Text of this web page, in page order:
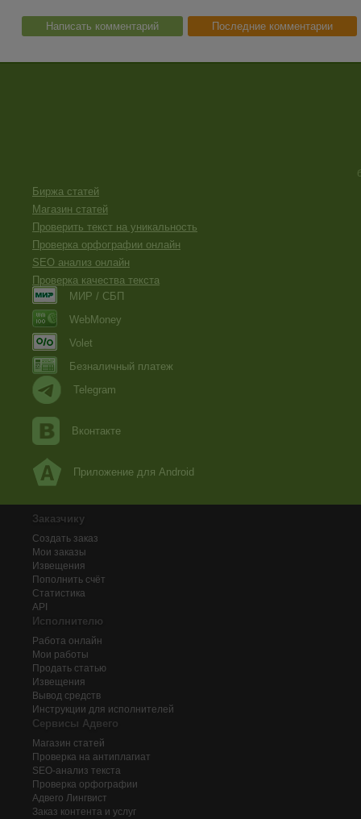
Написать комментарий Последние комментарии
Биржа статей
Магазин статей
Проверить текст на уникальность
Проверка орфографии онлайн
SEO анализ онлайн
Проверка качества текста
МИР / СБП
WebMoney
Volet
Безналичный платеж
Telegram
Вконтакте
Приложение для Android
Заказчику
Создать заказ
Мои заказы
Извещения
Пополнить счёт
Статистика
API
Исполнителю
Работа онлайн
Мои работы
Продать статью
Извещения
Вывод средств
Инструкции для исполнителей
Сервисы Адвего
Магазин статей
Проверка на антиплагиат
SEO-анализ текста
Проверка орфографии
Адвего Лингвист
Заказ контента и услуг